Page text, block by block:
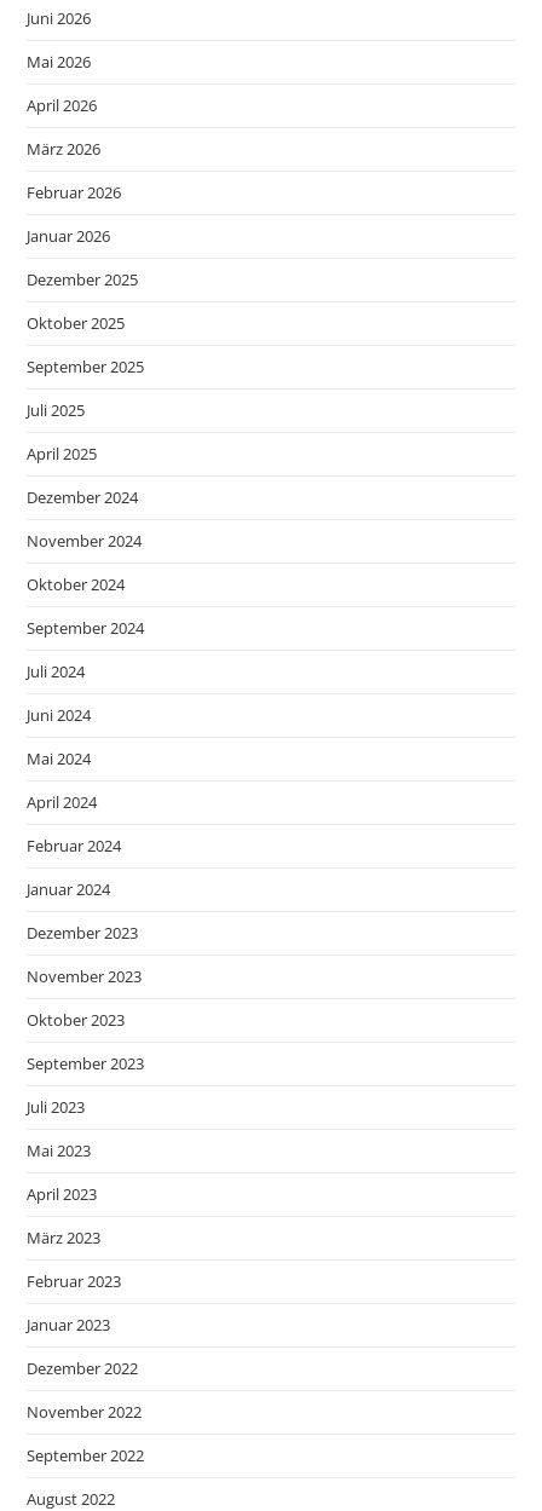
Juni 2026
Mai 2026
April 2026
März 2026
Februar 2026
Januar 2026
Dezember 2025
Oktober 2025
September 2025
Juli 2025
April 2025
Dezember 2024
November 2024
Oktober 2024
September 2024
Juli 2024
Juni 2024
Mai 2024
April 2024
Februar 2024
Januar 2024
Dezember 2023
November 2023
Oktober 2023
September 2023
Juli 2023
Mai 2023
April 2023
März 2023
Februar 2023
Januar 2023
Dezember 2022
November 2022
September 2022
August 2022